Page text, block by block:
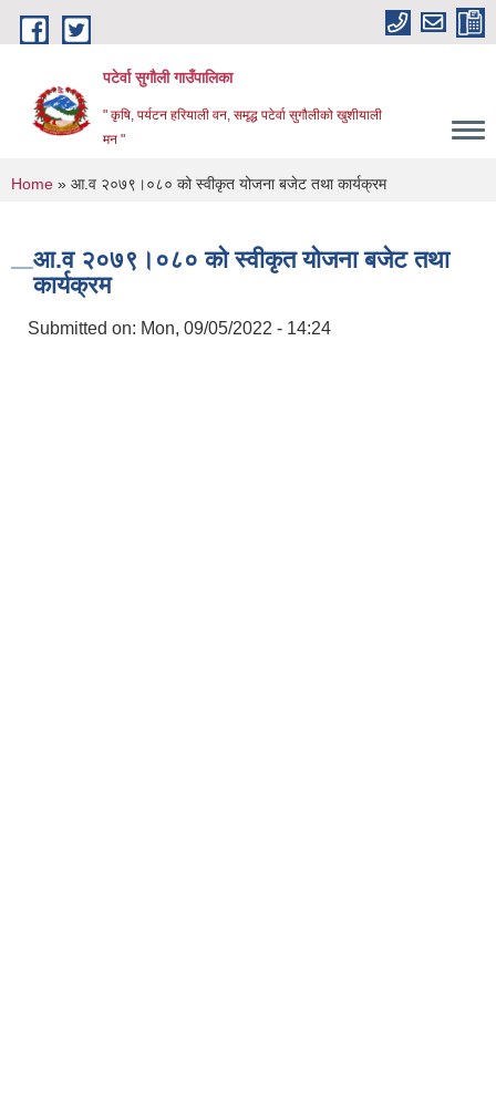
Skip to main content
पटेर्वा सुगौली गाउँपालिका
" कृषि, पर्यटन हरियाली वन, समृद्ध पटेर्वा सुगौलीको खुशीयाली
मन "
You are here
Home » आ.व २०७९।०८० को स्वीकृत योजना बजेट तथा कार्यक्रम
आ.व २०७९।०८० को स्वीकृत योजना बजेट तथा
कार्यक्रम
Submitted on: Mon, 09/05/2022 - 14:24